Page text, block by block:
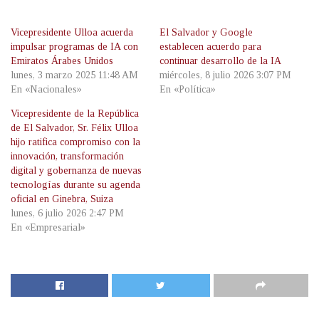
Vicepresidente Ulloa acuerda
impulsar programas de IA con
Emiratos Árabes Unidos
lunes, 3 marzo 2025 11:48 AM
En «Nacionales»
El Salvador y Google
establecen acuerdo para
continuar desarrollo de la IA
miércoles, 8 julio 2026 3:07 PM
En «Política»
Vicepresidente de la República
de El Salvador, Sr. Félix Ulloa
hijo ratifica compromiso con la
innovación, transformación
digital y gobernanza de nuevas
tecnologías durante su agenda
oficial en Ginebra, Suiza
lunes, 6 julio 2026 2:47 PM
En «Empresarial»